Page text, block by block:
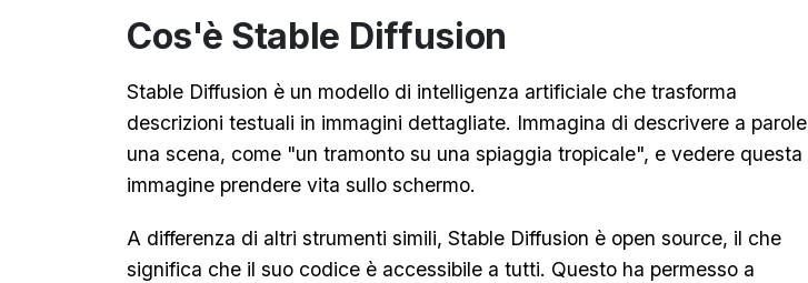
Cos'è Stable Diffusion
Stable Diffusion è un modello di intelligenza artificiale che trasforma
descrizioni testuali in immagini dettagliate. Immagina di descrivere a parole
una scena, come "un tramonto su una spiaggia tropicale", e vedere questa
immagine prendere vita sullo schermo.
A differenza di altri strumenti simili, Stable Diffusion è open source, il che
significa che il suo codice è accessibile a tutti. Questo ha permesso a